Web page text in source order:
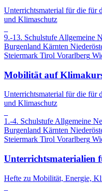
Unterrichtsmaterial für die für
und Klimaschutz
9.-13. Schulstufe Allgemeine
Burgenland Kärnten
Steiermark Tirol Vorarlberg
Mobilität auf
Unterrichtsmaterial für die für
und Klimaschutz
1.-4. Schulstufe Allgemeine
Burgenland Kärnten
Steiermark Tirol Vorarlberg
Unterrichtsmaterialien
Hefte zu Mobilität, Energie,